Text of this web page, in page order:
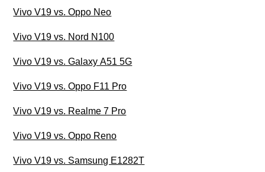
Vivo V19 vs. Oppo Neo
Vivo V19 vs. Nord N100
Vivo V19 vs. Galaxy A51 5G
Vivo V19 vs. Oppo F11 Pro
Vivo V19 vs. Realme 7 Pro
Vivo V19 vs. Oppo Reno
Vivo V19 vs. Samsung E1282T